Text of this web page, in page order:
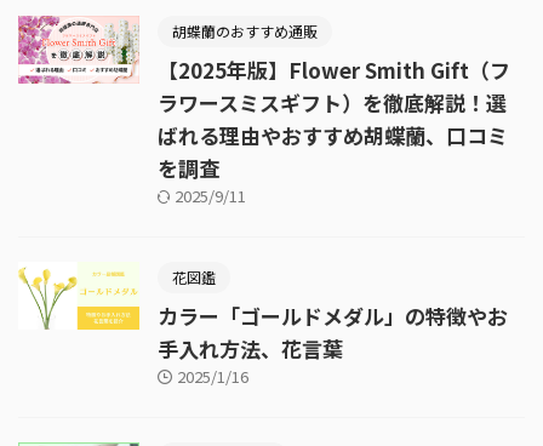
胡蝶蘭のおすすめ通販
【2025年版】Flower Smith Gift（フ
ラワースミスギフト）を徹底解説！選
ばれる理由やおすすめ胡蝶蘭、口コミ
を調査
2025/9/11
花図鑑
カラー「ゴールドメダル」の特徴やお
手入れ方法、花言葉
2025/1/16